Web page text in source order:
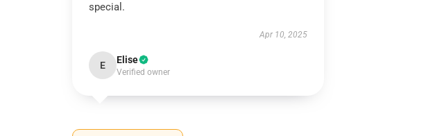
special.
Apr 10, 2025
E Elise
Verified owner